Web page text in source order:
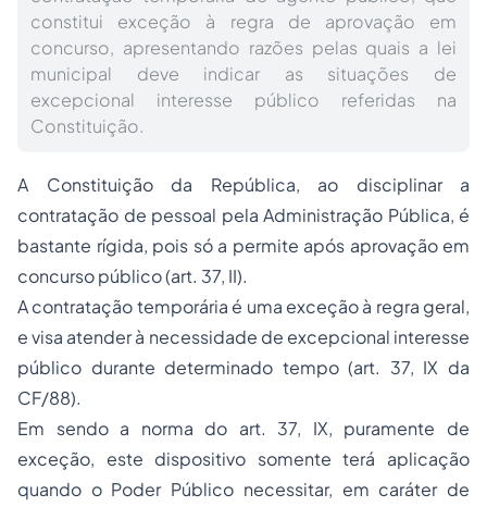
constitui exceção à regra de aprovação em
concurso, apresentando razões pelas quais a lei
municipal deve indicar as situações de
excepcional interesse público referidas na
Constituição.
A Constituição da República, ao disciplinar a
contratação de pessoal pela Administração Pública, é
bastante rígida, pois só a permite após aprovação em
concurso público (art. 37, II).
A contratação temporária é uma exceção à regra geral,
e visa atender à necessidade de excepcional interesse
público durante determinado tempo (art. 37, IX da
CF/88).
Em sendo a norma do art. 37, IX, puramente de
exceção, este dispositivo somente terá aplicação
quando o Poder Público necessitar, em caráter de